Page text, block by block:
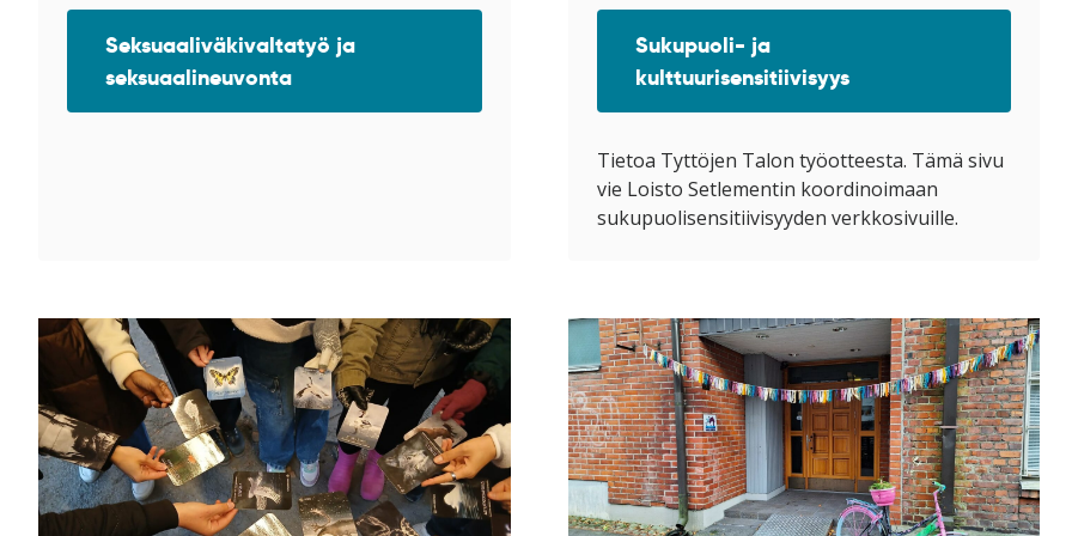
Seksuaaliväkivaltatyö ja
seksuaalineuvonta
Sukupuoli- ja
kulttuurisensitiivisyys
Tietoa Tyttöjen Talon työotteesta. Tämä sivu
vie Loisto Setlementin koordinoimaan
sukupuolisensitiivisyyden verkkosivuille.